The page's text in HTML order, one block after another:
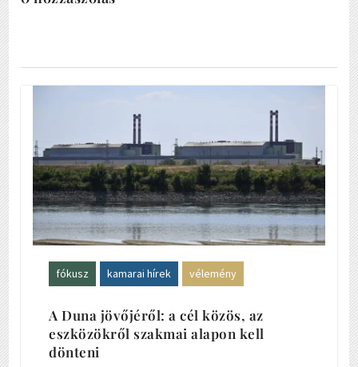
fókusz kamarai hírek vélemény
A Duna jövőjéről: a cél közös, az
eszközökről szakmai alapon kell
dönteni